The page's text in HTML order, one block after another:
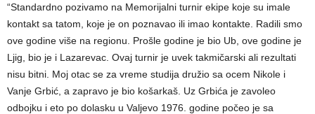
“Standardno pozivamo na Memorijalni turnir ekipe koje su imale
kontakt sa tatom, koje je on poznavao ili imao kontakte. Radili smo
ove godine više na regionu. Prošle godine je bio Ub, ove godine je
Ljig, bio je i Lazarevac. Ovaj turnir je uvek takmičarski ali rezultati
nisu bitni. Moj otac se za vreme studija družio sa ocem Nikole i
Vanje Grbić, a zapravo je bio košarkaš. Uz Grbića je zavoleo
odbojku i eto po dolasku u Valjevo 1976. godine počeo je sa